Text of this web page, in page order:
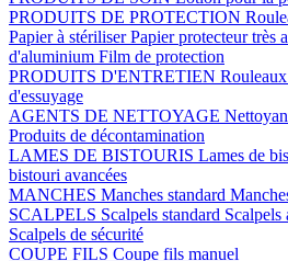
PRODUITS DE PROTECTION
Papier à stériliserPapier protecteur très
d'aluminium Film de protection
PRODUITS D'ENTRETIEN
d'essuyage
AGENTS DE NETTOYAGE
Produits de décontamination
LAMES DE BISTOURIS Lames de
bistouri avancées
MANCHES Manches standard
SCALPELS Scalpels standard Scalpels
Scalpels de sécurité
COUPE FILS Coupe fils manuel